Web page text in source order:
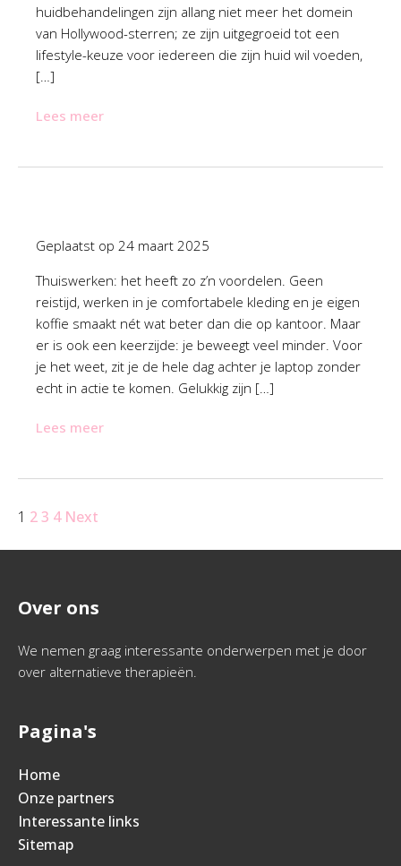
huidbehandelingen zijn allang niet meer het domein
van Hollywood-sterren; ze zijn uitgegroeid tot een
lifestyle-keuze voor iedereen die zijn huid wil voeden,
[…]
Lees meer
Geplaatst op 24 maart 2025
Thuiswerken: het heeft zo z’n voordelen. Geen
reistijd, werken in je comfortabele kleding en je eigen
koffie smaakt nét wat beter dan die op kantoor. Maar
er is ook een keerzijde: je beweegt veel minder. Voor
je het weet, zit je de hele dag achter je laptop zonder
echt in actie te komen. Gelukkig zijn […]
Lees meer
1 23 4 Next
Over ons
We nemen graag interessante onderwerpen met je door
over alternatieve therapieën.
Pagina's
Home
Onze partners
Interessante links
Sitemap